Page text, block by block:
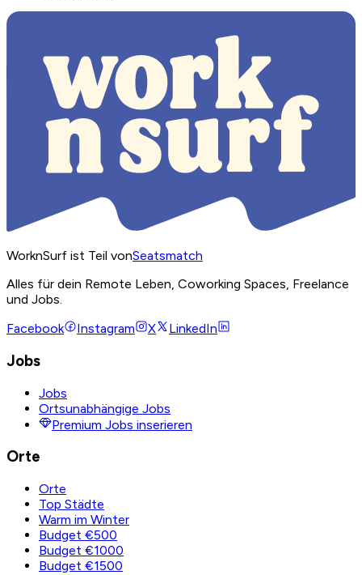
WorknSurf ist Teil vonSeatsmatch
Alles für dein Remote Leben, Coworking Spaces, Freelance
und Jobs.
Facebook
Instagram X LinkedIn
Jobs
Jobs
Ortsunabhängige Jobs
Premium Jobs inserieren
Orte
Orte
Top Städte
Warm im Winter
Budget €500
Budget €1000
Budget €1500